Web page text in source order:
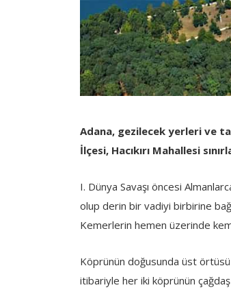
Adana, gezilecek yerleri ve
İlçesi, Hacıkırı Mahallesi
I. Dünya Savaşı öncesi
olup derin bir vadiyi birbirine
Kemerlerin hemen üzerinde
Köprünün doğusunda üst
itibariyle her iki köprünün çağdaş